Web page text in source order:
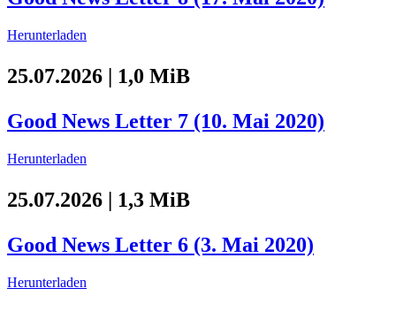
Herunterladen
25.07.2026 | 1,0 MiB
Good News Letter 7 (10. Mai 2020)
Herunterladen
25.07.2026 | 1,3 MiB
Good News Letter 6 (3. Mai 2020)
Herunterladen